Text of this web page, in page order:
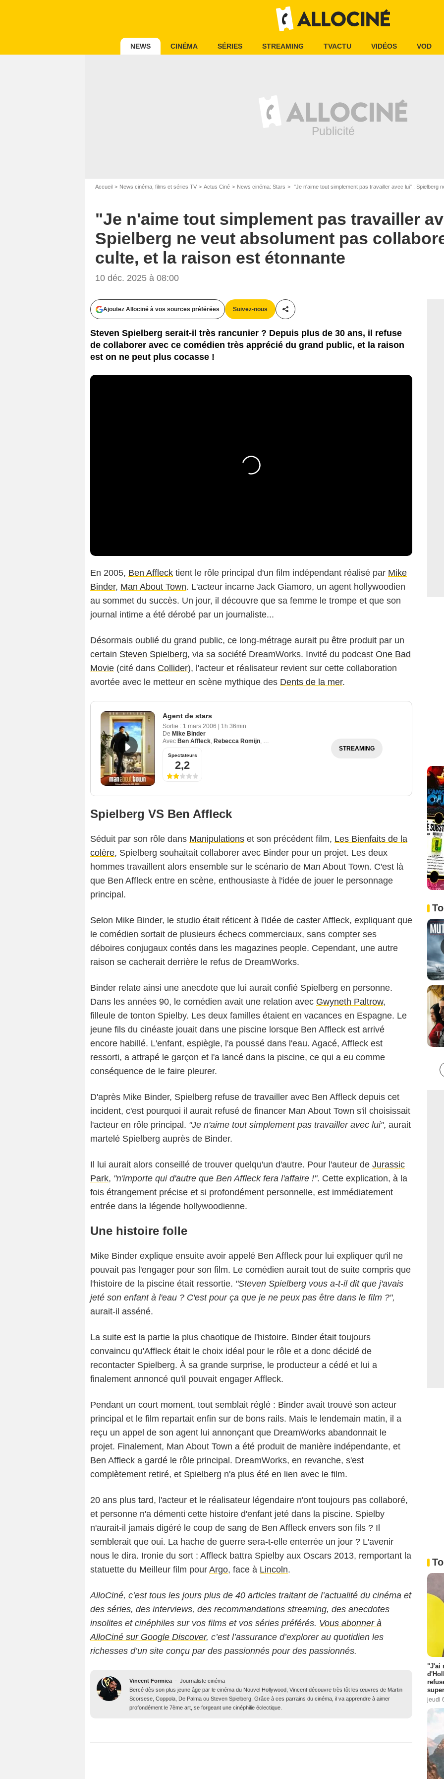
NEWS CINÉMA SÉRIES STREAMING TVACTU VIDÉOS VOD
Accueil News cinéma, films et séries TV Actus Ciné News cinéma: Stars "Je n'aime tout simplement pas travailler avec lui" : Spielberg ne veut
"Je n'aime tout simplement pas travailler
Spielberg ne veut absolument pas
culte, et la raison est étonnante
10 déc. 2025 à 08:00
Ajoutez Allociné à vos sources préférées Suivez-nous
Partager cet article
Steven Spielberg serait-il très rancunier ? Depuis plus de 30 ans, il refuse
de collaborer avec ce comédien très apprécié du grand public, et la raison
est on ne peut plus cocasse !
En 2005, Ben Affleck tient le rôle principal d'un film indépendant réalisé par Mike
Binder, Man About Town. L'acteur incarne Jack Giamoro, un agent hollywoodien
au sommet du succès. Un jour, il découvre que sa femme le trompe et que son
journal intime a été dérobé par un journaliste...
Désormais oublié du grand public, ce long-métrage aurait pu être produit par un
certain Steven Spielberg, via sa société DreamWorks. Invité du podcast One Bad
Movie (cité dans Collider), l'acteur et réalisateur revient sur cette collaboration
avortée avec le metteur en scène mythique des Dents de la mer.
Agent de stars
Sortie : 1 mars 2006
1h 36min
De Mike Binder
Avec Ben Affleck, Rebecca Romijn, Gina Gershon
Spectateurs
2,2
STREAMING
Spielberg VS Ben Affleck
Séduit par son rôle dans Manipulations et son précédent film, Les Bienfaits de la
colère, Spielberg souhaitait collaborer avec Binder pour un projet. Les deux
hommes travaillent alors ensemble sur le scénario de Man About Town. C'est là
que Ben Affleck entre en scène, enthousiaste à l'idée de jouer le personnage
principal.
Selon Mike Binder, le studio était réticent à l'idée de caster Affleck, expliquant que
le comédien sortait de plusieurs échecs commerciaux, sans compter ses
déboires conjugaux contés dans les magazines people. Cependant, une autre
raison se cacherait derrière le refus de DreamWorks.
Binder relate ainsi une anecdote que lui aurait confié Spielberg en personne.
Dans les années 90, le comédien avait une relation avec Gwyneth Paltrow,
filleule de tonton Spielby. Les deux familles étaient en vacances en Espagne. Le
jeune fils du cinéaste jouait dans une piscine lorsque Ben Affleck est arrivé
encore habillé. L'enfant, espiègle, l'a poussé dans l'eau. Agacé, Affleck est
ressorti, a attrapé le garçon et l'a lancé dans la piscine, ce qui a eu comme
conséquence de le faire pleurer.
D'après Mike Binder, Spielberg refuse de travailler avec Ben Affleck depuis cet
incident, c'est pourquoi il aurait refusé de financer Man About Town s'il choisissait
l'acteur en rôle principal. "Je n'aime tout simplement pas travailler avec lui", aurait
martelé Spielberg auprès de Binder.
Il lui aurait alors conseillé de trouver quelqu'un d'autre. Pour l'auteur de Jurassic
Park, "n'importe qui d'autre que Ben Affleck fera l'affaire !". Cette explication, à la
fois étrangement précise et si profondément personnelle, est immédiatement
entrée dans la légende hollywoodienne.
Une histoire folle
Mike Binder explique ensuite avoir appelé Ben Affleck pour lui expliquer qu'il ne
pouvait pas l'engager pour son film. Le comédien aurait tout de suite compris que
l'histoire de la piscine était ressortie. "Steven Spielberg vous a-t-il dit que j'avais
jeté son enfant à l'eau ? C'est pour ça que je ne peux pas être dans le film ?",
aurait-il asséné.
La suite est la partie la plus chaotique de l'histoire. Binder était toujours
convaincu qu'Affleck était le choix idéal pour le rôle et a donc décidé de
recontacter Spielberg. À sa grande surprise, le producteur a cédé et lui a
finalement annoncé qu'il pouvait engager Affleck.
Pendant un court moment, tout semblait réglé : Binder avait trouvé son acteur
principal et le film repartait enfin sur de bons rails. Mais le lendemain matin, il a
reçu un appel de son agent lui annonçant que DreamWorks abandonnait le
projet. Finalement, Man About Town a été produit de manière indépendante, et
Ben Affleck a gardé le rôle principal. DreamWorks, en revanche, s'est
complètement retiré, et Spielberg n'a plus été en lien avec le film.
20 ans plus tard, l'acteur et le réalisateur légendaire n'ont toujours pas collaboré,
et personne n'a démenti cette histoire d'enfant jeté dans la piscine. Spielby
n'aurait-il jamais digéré le coup de sang de Ben Affleck envers son fils ? Il
semblerait que oui. La hache de guerre sera-t-elle enterrée un jour ? L'avenir
nous le dira. Ironie du sort : Affleck battra Spielby aux Oscars 2013, remportant la
statuette du Meilleur film pour Argo, face à Lincoln.
AlloCiné, c’est tous les jours plus de 40 articles traitant de l’actualité du cinéma et
des séries, des interviews, des recommandations streaming, des anecdotes
insolites et cinéphiles sur vos films et vos séries préférés. Vous abonner à
AlloCiné sur Google Discover, c’est l’assurance d’explorer au quotidien les
richesses d’un site conçu par des passionnés pour des passionnés.
Vincent Formica - Journaliste cinéma
Bercé dès son plus jeune âge par le cinéma du Nouvel Hollywood, Vincent découvre très tôt les œuvres de Martin
Scorsese, Coppola, De Palma ou Steven Spielberg. Grâce à ces parrains du cinéma, il va apprendre à aimer
profondément le 7ème art, se forgeant une cinéphilie éclectique.
"J'ai
jeudi